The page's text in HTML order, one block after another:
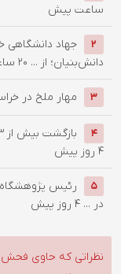
ساعت پیش
2
جهاد دانشگاهی
دانش‌بنیان؛ از ... 20 ساعت پیش
3 ‌مهار ملخ در
4
بازگشت بیش از ۳ هزار زائر اربعین حسینی به خراسان جنوبی / ...
4 روز پیش
5
رئیس پژوهشگاه
در ... 4 روز پیش
نظراتی که حاوی فحش